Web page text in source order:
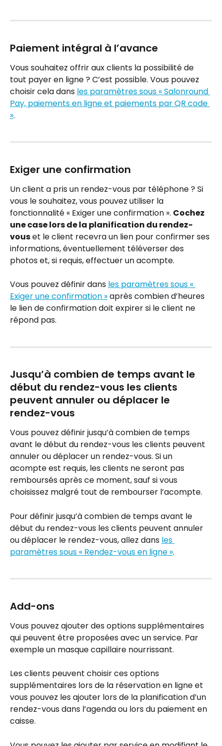
Paiement intégral à l’avance
Vous souhaitez offrir aux clients la possibilité de
tout payer en ligne ? C’est possible. Vous pouvez
choisir cela dans les paramètres sous « Salonround
Pay, paiements en ligne et paiements par QR code
».
Exiger une confirmation
Un client a pris un rendez-vous par téléphone ? Si
vous le souhaitez, vous pouvez utiliser la
fonctionnalité « Exiger une confirmation ». Cochez
une case lors de la planification du rendez-
vous et le client recevra un lien pour confirmer ses
informations, éventuellement téléverser des
photos et, si requis, effectuer un acompte.
Vous pouvez définir dans les paramètres sous «
Exiger une confirmation » après combien d’heures
le lien de confirmation doit expirer si le client ne
répond pas.
Jusqu’à combien de temps avant le
début du rendez-vous les clients
peuvent annuler ou déplacer le
rendez-vous
Vous pouvez définir jusqu’à combien de temps
avant le début du rendez-vous les clients peuvent
annuler ou déplacer un rendez-vous. Si un
acompte est requis, les clients ne seront pas
remboursés après ce moment, sauf si vous
choisissez malgré tout de rembourser l’acompte.
Pour définir jusqu’à combien de temps avant le
début du rendez-vous les clients peuvent annuler
ou déplacer le rendez-vous, allez dans les
paramètres sous « Rendez-vous en ligne ».
Add-ons
Vous pouvez ajouter des options supplémentaires
qui peuvent être proposées avec un service. Par
exemple un masque capillaire nourrissant.
Les clients peuvent choisir ces options
supplémentaires lors de la réservation en ligne et
vous pouvez les ajouter lors de la planification d’un
rendez-vous dans l’agenda ou lors du paiement en
caisse.